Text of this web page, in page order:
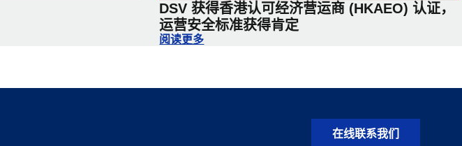
DSV 获得香港认可经济营运商 (HKAEO) 认证，
运营安全标准获得肯定
DSV 获得香港认可经济营运商 (HKAEO) 认证，运营安全标
阅读更多
在线联系我们